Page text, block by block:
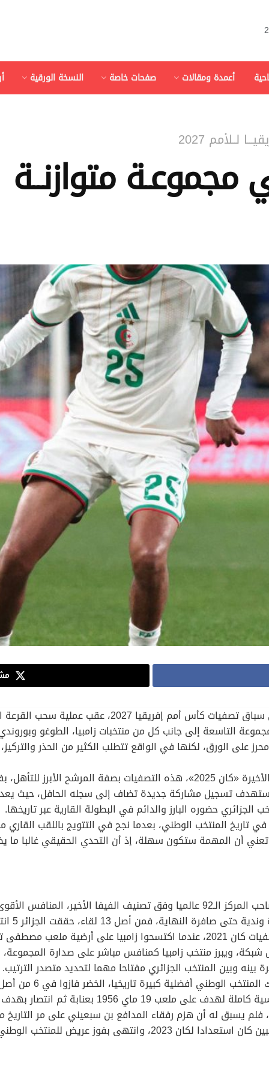
أعمدة ومقالات صفحات خاصة النسخة الورقية
لــلأمم 2027
مجموعـة متوازنــة
تعرف المنتخب الوطني أول أمس على منافسيه في سباق
التاسعة إلى جانب كل من منتخبات زامبيا، الطوغو
على الورق، لكنها في الواقع تتطلب الكثير من الحذر
يدخل المنتخب الوطني الذي بلغ ربع نهائي النسخة الأخيرة «كان 2025»، هذه
تسجيل مشاركة جديدة تضاف إلى سجله الحافل، حيث
أمم إفريقيا 1990 و2019 الأفضل في تاريخ المنتخب الوطني، بعدما نجح في
أن المهمة ستكون سهلة، إذ أن التحدي الحقيقي غالبا ما
ويعد منتخب زامبيا بطل إفريقيا في نسخة 2012 وصاحب المركز الـ92 عالميا وفق
تعادلات، لكن الخضر يحتفظون بذكريات رائعة من تصفيات كان 2021، عندما
شبكة، ويبرز منتخب زامبيا كمنافس مباشر على صدارة
وبين المنتخب الجزائري مفتاحا مهما لتحديد متصدر الترتيب.
بنتيجة أربعة أهداف كاملة دون مقابل .